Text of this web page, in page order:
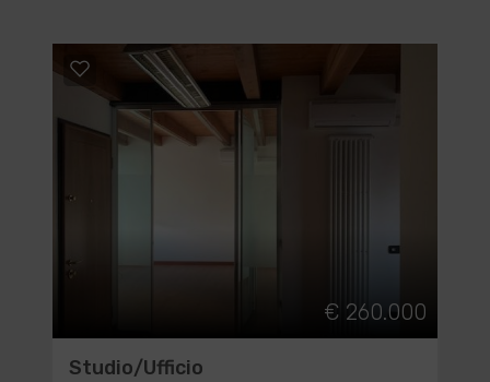
€ 260.000
Studio/Ufficio